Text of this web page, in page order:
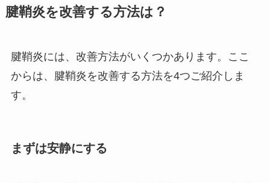
腱鞘炎を改善する方法は？
腱鞘炎には、改善方法がいくつかあります。ここ
からは、腱鞘炎を改善する方法を4つご紹介しま
す。
まずは安静にする